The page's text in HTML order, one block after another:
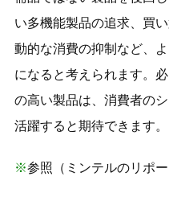
い多機能製品の追求、買
動的な消費の抑制など、
になると考えられます。
の高い製品は、消費者の
活躍すると期待できます。
※参照（ミンテルのリポー